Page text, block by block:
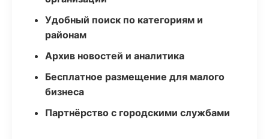
Удобный поиск по категориям и
районам
Архив новостей и аналитика
Бесплатное размещение для малого
бизнеса
Партнёрство с городскими службами